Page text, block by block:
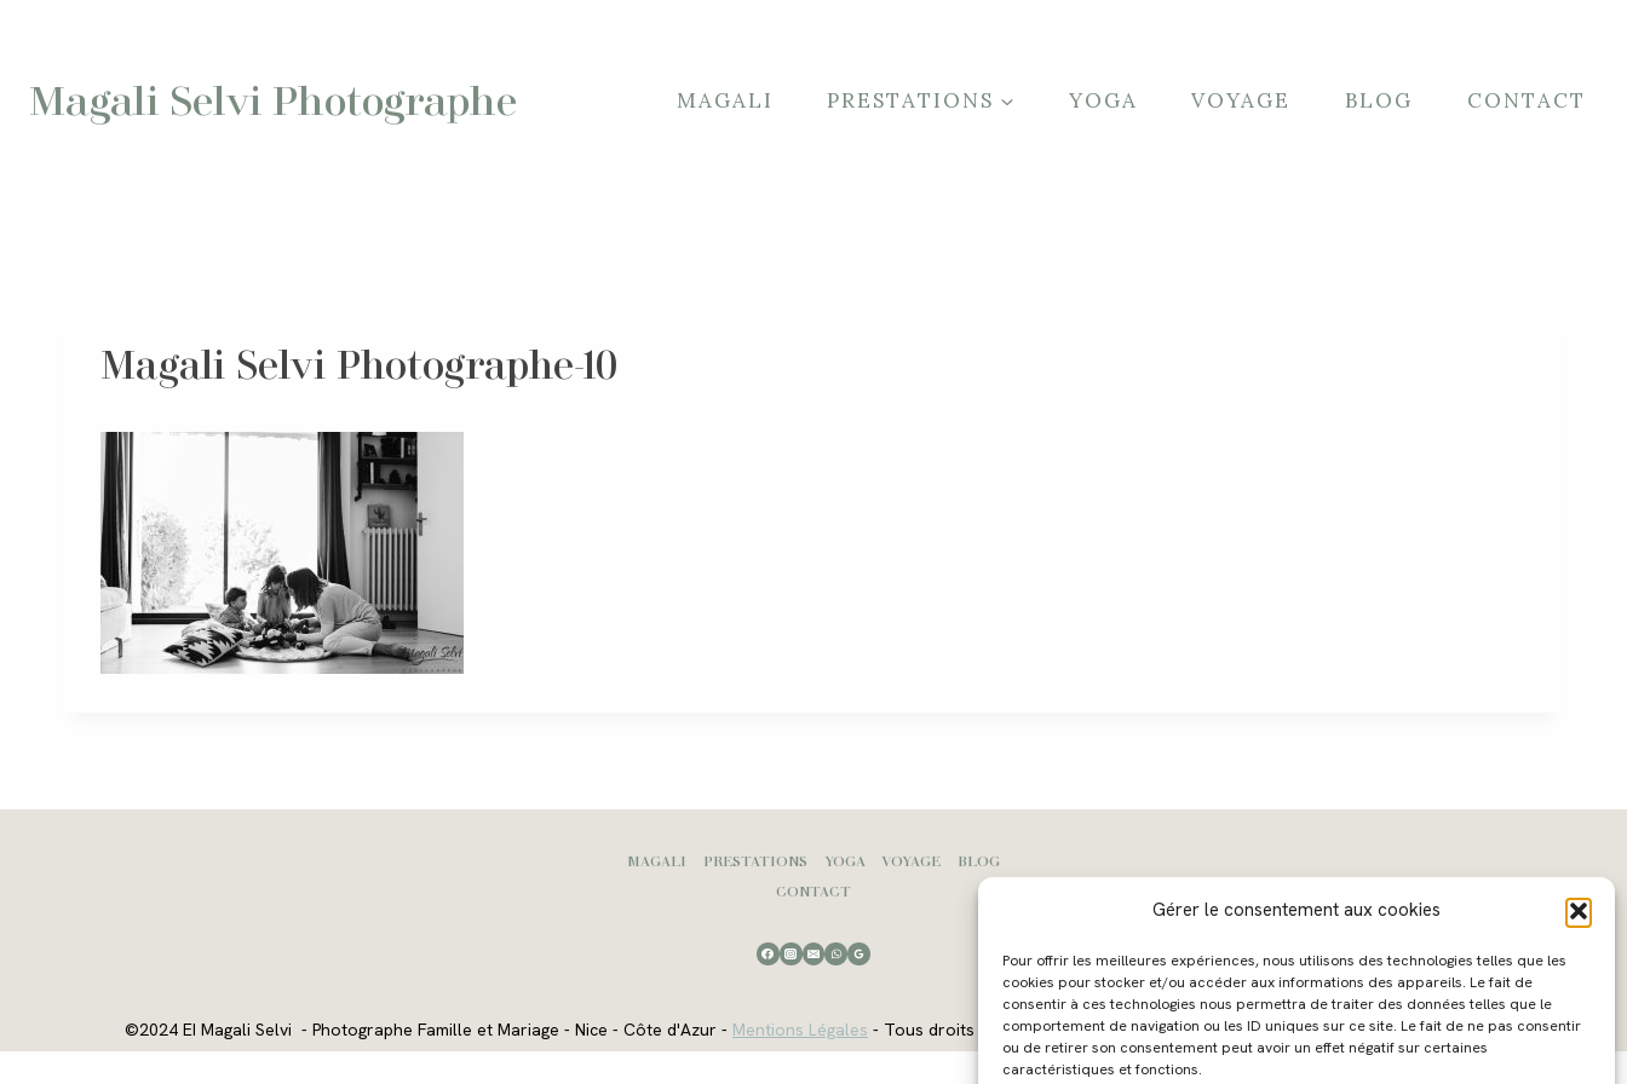
Gérer le consentement aux cookies
Pour offrir les meilleures expériences, nous utilisons des technologies telles que les
cookies pour stocker et/ou accéder aux informations des appareils. Le fait de
consentir à ces technologies nous permettra de traiter des données telles que le
comportement de navigation ou les ID uniques sur ce site. Le fait de ne pas consentir
ou de retirer son consentement peut avoir un effet négatif sur certaines
caractéristiques et fonctions.
Magali Selvi Photographe MAGALI PRESTATIONS YOGA VOYAGE BLOG CONTACT
Magali Selvi Photographe-10
MAGALI PRESTATIONS YOGA VOYAGE
BLOG
CONTACT
©2024 EI Magali Selvi - Photographe Famille et Mariage - Nice - Côte d'Azur - Mentions Légales - Tous droits réservés - Webdesign :Caroline Liabot- Hébergement :Azur Média